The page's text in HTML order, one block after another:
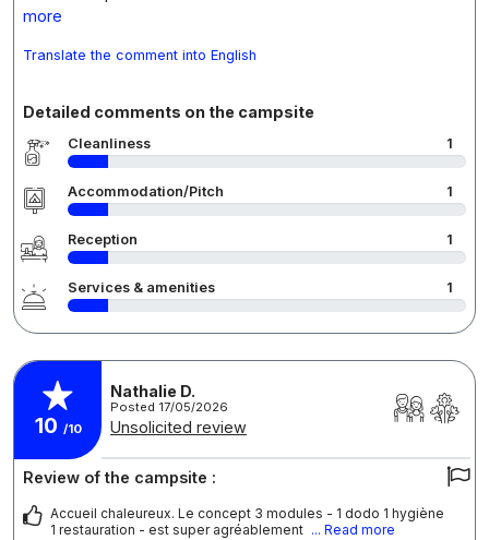
more
Translate the comment into English
Detailed comments on the campsite
Cleanliness 1
Accommodation/Pitch 1
Reception 1
Services & amenities 1
10 /10
Nathalie D.
Posted 17/05/2026
Unsolicited review
Review of the campsite :
Accueil chaleureux. Le concept 3 modules - 1 dodo 1 hygiène
1 restauration - est super agréablement ... Read more